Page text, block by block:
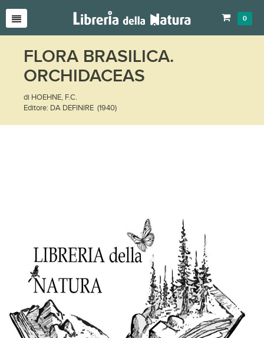
0
FLORA BRASILICA.
ORCHIDACEAS
di HOEHNE, F.C.
Editore: DA DEFINIRE (1940)